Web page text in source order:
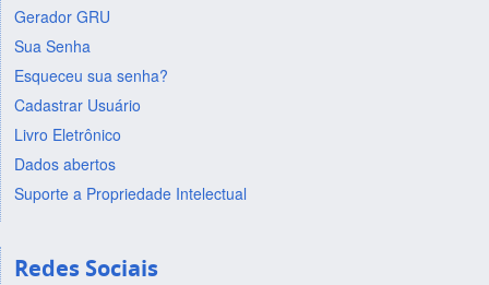
Gerador GRU
Sua Senha
Esqueceu sua senha?
Cadastrar Usuário
Livro Eletrônico
Dados abertos
Suporte a Propriedade Intelectual
Redes Sociais